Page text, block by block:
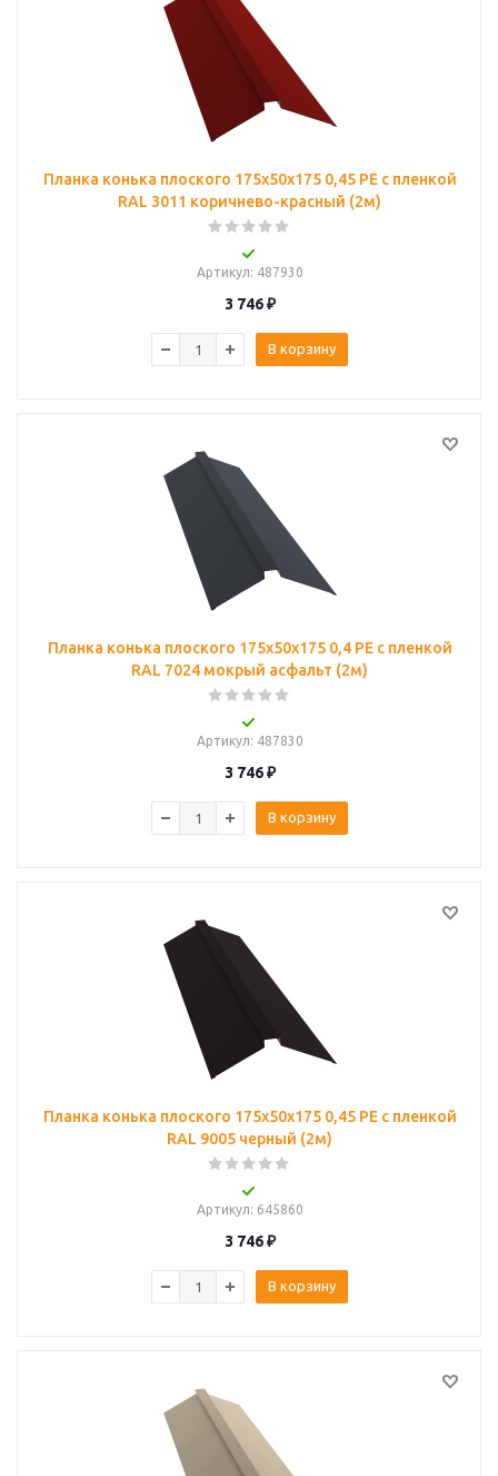
Планка конька плоского 175х50х175 0,45 PE с пленкой
RAL 3011 коричнево-красный (2м)
Артикул: 487930
3 746₽
В корзину
Планка конька плоского 175х50х175 0,4 PE с пленкой
RAL 7024 мокрый асфальт (2м)
Артикул: 487830
3 746₽
В корзину
Планка конька плоского 175х50х175 0,45 PE с пленкой
RAL 9005 черный (2м)
Артикул: 645860
3 746₽
В корзину